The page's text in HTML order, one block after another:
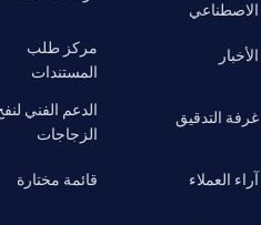
الاصطناعي
الأخبار
مركز طلب
المستندات
غرفة التدقيق
الدعم الفني
الزجاجات
آراء العملاء
قائمة مختارة